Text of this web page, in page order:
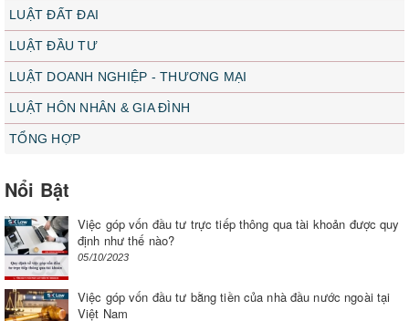
LUẬT ĐẤT ĐAI
LUẬT ĐẦU TƯ
LUẬT DOANH NGHIỆP - THƯƠNG MẠI
LUẬT HÔN NHÂN & GIA ĐÌNH
TỔNG HỢP
Nổi Bật
Việc góp vốn đầu tư trực tiếp thông qua tài khoản được quy
định như thế nào?
05/10/2023
Việc góp vốn đầu tư bằng tiền của nhà đầu nước ngoài tại
Việt Nam